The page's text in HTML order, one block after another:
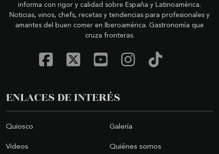
informa con rigor y calidad sobre España y Latinoamérica.
Noticias, vinos, chefs, recetas y tendencias para profesionales y
amantes del buen comer en Iberoamérica. Gastronomía que
cruza fronteras.
ENLACES DE INTERÉS
Quiosco Galería
Videos Quiénes somos